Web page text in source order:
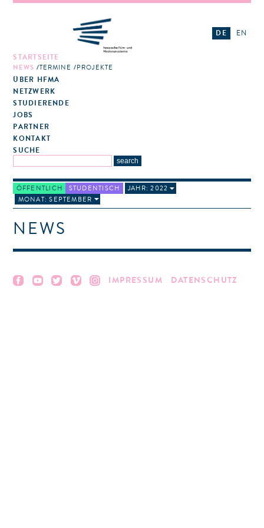
STARTSEITE
NEWS TERMINE PROJEKTE
ÜBER HFMA
NETZWERK
STUDIERENDE
JOBS
PARTNER
KONTAKT
SUCHE
DE EN
ÖFFENTLICH STUDENTISCH
JAHR: 2022
MONAT: SEPTEMBER
NEWS
IMPRESSUM DATENSCHUTZ